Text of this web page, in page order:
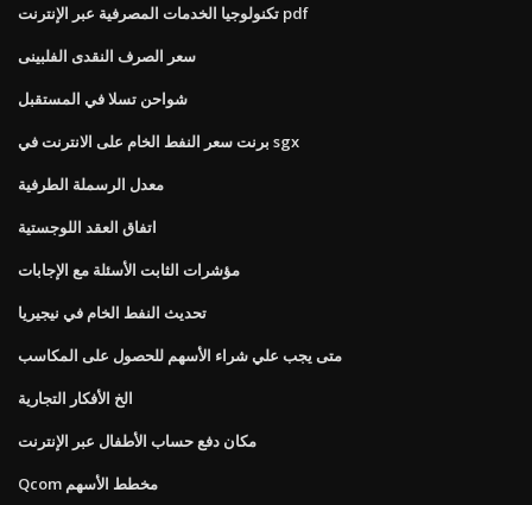
تكنولوجيا الخدمات المصرفية عبر الإنترنت pdf
سعر الصرف النقدى الفلبينى
شواحن تسلا في المستقبل
برنت سعر النفط الخام على الانترنت في sgx
معدل الرسملة الطرفية
اتفاق العقد اللوجستية
مؤشرات الثابت الأسئلة مع الإجابات
تحديث النفط الخام في نيجيريا
متى يجب علي شراء الأسهم للحصول على المكاسب
الخ الأفكار التجارية
مكان دفع حساب الأطفال عبر الإنترنت
Qcom مخطط الأسهم